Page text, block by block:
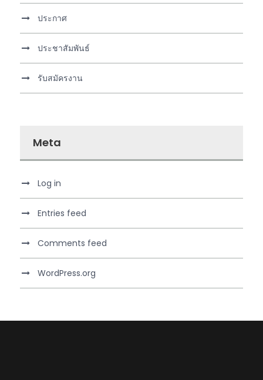
ประกาศ
ประชาสัมพันธ์
รับสมัครงาน
Meta
Log in
Entries feed
Comments feed
WordPress.org